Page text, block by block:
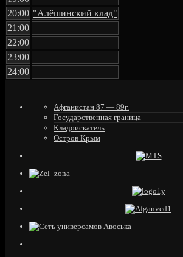
20:00 "Алёшинский клад"
21:00
22:00
23:00
24:00
Афганистан 87 — 89г.
Государственная граница
Кладоискатель
Остров Крым